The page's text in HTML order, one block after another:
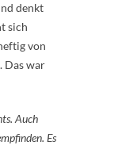
denkt
sich
von
. Das war
Auch
Es